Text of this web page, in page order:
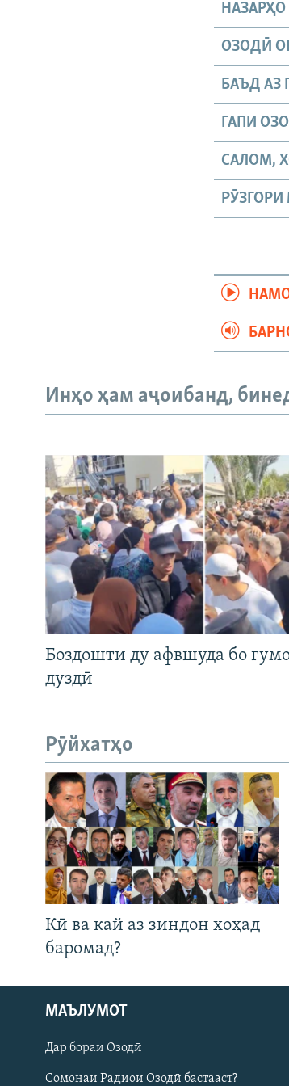
Русский
ПАЙГИРӢ КУНЕД
ОЗОДӢ
БАЪД АЗ
ГАПИ
САЛОМ,
Инҳо ҳам аҷоибанд,
Боздошти ду афвшуда бо
дуздӣ
Рӯйхатҳо
Кӣ ва кай аз зиндон хоҳад
баромад?
МАЪЛУМОТ
Дар бораи Озодӣ
Сомонаи Радиои Озодӣ бастааст?